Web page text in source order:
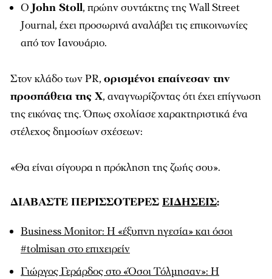
Ο John Stoll, πρώην συντάκτης τηςWall Street
Journal, έχει προσωρινά αναλάβει τις επικοινωνίες
από τον Ιανουάριο.
Στον κλάδο των PR, ορισμένοι επαίνεσαν την
προσπάθεια της X, αναγνωρίζοντας ότι έχει επίγνωση
της εικόνας της. Όπως σχολίασε χαρακτηριστικά ένα
στέλεχος δημοσίων σχέσεων:
«Θα είναι σίγουρα η πρόκληση της ζωής σου».
ΔΙΑΒΑΣΤΕ ΠΕΡΙΣΣΟΤΕΡΕΣ ΕΙΔΗΣΕΙΣ:
Βusiness Monitor: Η «έξυπνη ηγεσία» και όσοι
#tolmisan στο επιχειρείν
Γιώργος Γεράρδος στο «Όσοι Τόλμησαν»: Η